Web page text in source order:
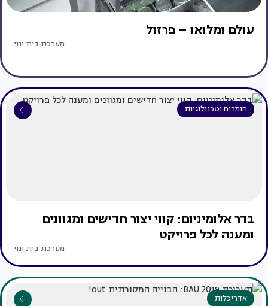
עולם ומלואו – פרזול
מערכת בית ונוי
חומרים וטכנולוגיות
בדר אלומיניום: קווי יצור חדישים ומגוונים
ומענה לכל פרויקט
מערכת בית ונוי
אדריכלות